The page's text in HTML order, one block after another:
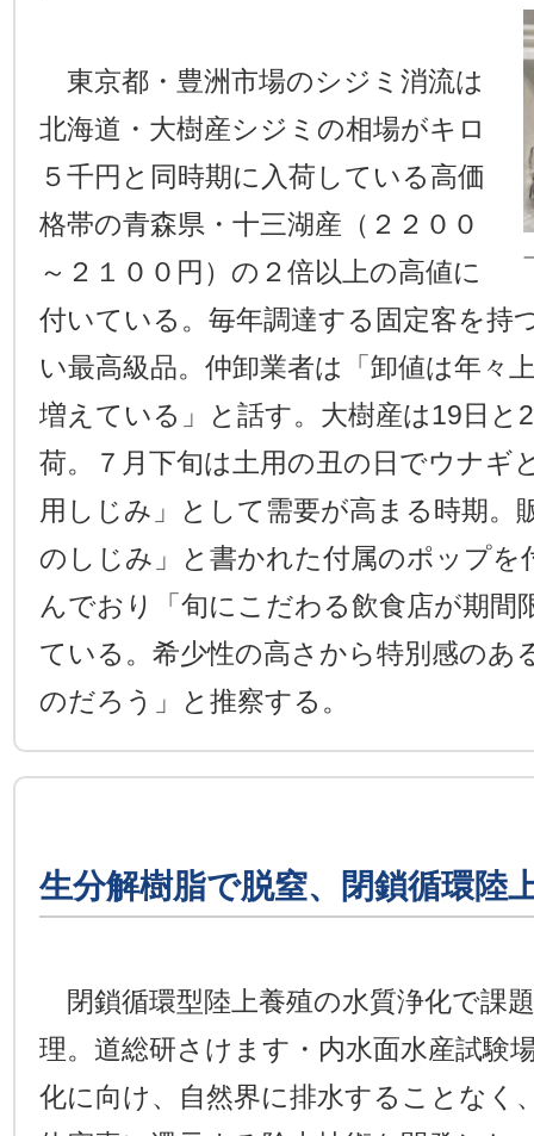
東京都・豊洲市場のシジミ消流は
北海道・大樹産シジミの相場がキロ
５千円と同時期に入荷している高価
格帯の青森県・十三湖産（２２００
～２１００円）の２倍以上の高値に
付いている。毎年調達する固定客を持
い最高級品。仲卸業者は「卸値は年々
増えている」と話す。大樹産は19日と
荷。７月下旬は土用の丑の日でウナギ
用しじみ」として需要が高まる時期。
のしじみ」と書かれた付属のポップを
んでおり「旬にこだわる飲食店が期間
ている。希少性の高さから特別感のあ
のだろう」と推察する。
生分解樹脂で脱窒、閉鎖循環陸
閉鎖循環型陸上養殖の水質浄化で課
理。道総研さけます・内水面水産試験
化に向け、自然界に排水することなく